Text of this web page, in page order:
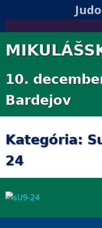
10.
Bardejov
Kategória:
24